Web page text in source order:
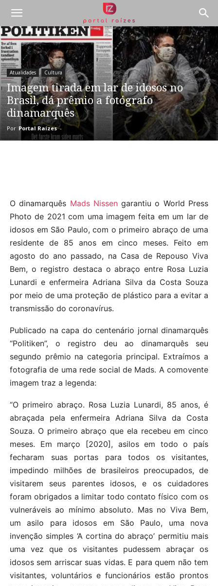
Atualidades Cultura
Imagem tirada em lar de idosos no
Brasil, dá prêmio a fotógrafo
dinamarquês
Por Portal Raízes -
O dinamarquês Mads Nissengarantiu o World Press
Photo de 2021 com uma imagem feita em um lar de
idosos em São Paulo, com o primeiro abraço de uma
residente de 85 anos em cinco meses. Feito em
agosto do ano passado, na Casa de Repouso Viva
Bem, o registro destaca o abraço entre Rosa Luzia
Lunardi e enfermeira Adriana Silva da Costa Souza
por meio de uma proteção de plástico para a evitar a
transmissão do coronavírus.
Publicado na capa do centenário jornal dinamarquês
“Politiken”, o registro deu ao dinamarquês seu
segundo prêmio na categoria principal. Extraímos a
fotografia de uma rede social de Mads. A comovente
imagem traz a legenda:
“O primeiro abraço. Rosa Luzia Lunardi, 85 anos, é
abraçada pela enfermeira Adriana Silva da Costa
Souza. O primeiro abraço que ela recebeu em cinco
meses. Em março [2020], asilos em todo o país
fecharam suas portas para todos os visitantes,
impedindo milhões de brasileiros preocupados, de
visitarem seus parentes idosos, e os cuidadores
foram obrigados a limitar todo contato físico com os
vulneráveis ​​ao mínimo absoluto. Mas no Viva Bem,
um asilo para idosos em São Paulo, uma nova
invenção simples ‘A cortina do abraço’ permitiu mais
uma vez que os visitantes pudessem abraçar os
idosos sem arriscar suas vidas. E para quem não tem
visitantes, voluntários e funcionários estão prontos